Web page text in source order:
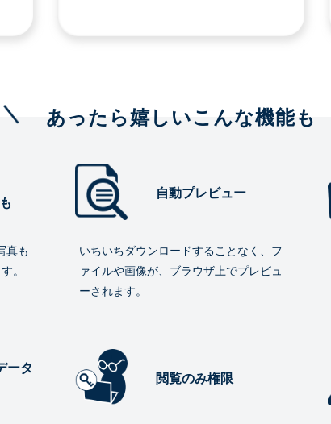
あったら嬉しいこんな機能も
真も
。
自動プレビュー
いちいちダウンロードすることなく、フ
ァイルや画像が、ブラウザ上でプレビュ
ーされます。
ータ
閲覧のみ権限